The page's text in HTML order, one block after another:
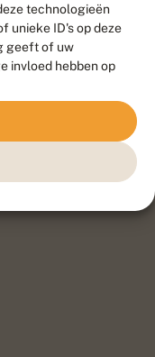
technologieën
unieke ID's op deze
geeft of uw
invloed hebben op
, ontworpen door